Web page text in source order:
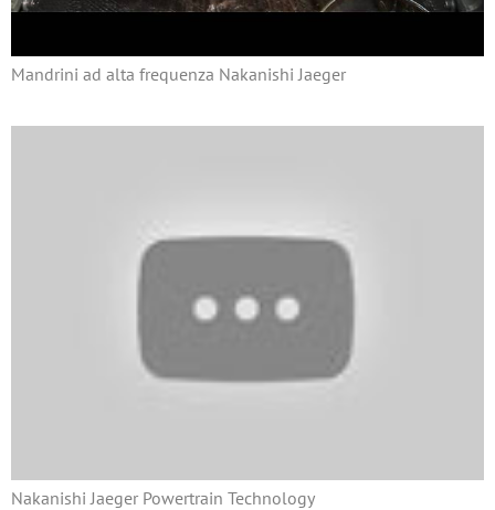
Mandrini ad alta frequenza Nakanishi Jaeger
Nakanishi Jaeger Powertrain Technology